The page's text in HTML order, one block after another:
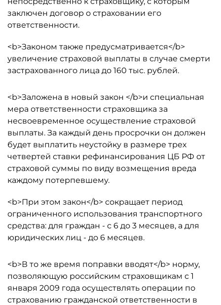
заключен договор о страховании его
ответственности.
<b>Законом также предусматривается</b>
увеличение страховой выплаты в случае смерти
застрахованного лица до 160 тыс. рублей.
<b>Заложена в новый закон </b>и специальная
мера ответственности страховщика за
несвоевременное осуществление страховой
выплаты. За каждый день просрочки он должен
будет выплатить неустойку в размере трех
четвертей ставки рефинансирования ЦБ РФ от
страховой суммы по виду возмещения вреда
каждому потерпевшему.
<b>При этом закон</b> сокращает период
ограниченного использования транспортного
средства: для граждан - с 6 до 3 месяцев, а для
юридических лиц - до 6 месяцев.
<b>В то же время поправки вводят</b> норму,
позволяющую российским страховщикам с 1
января 2009 года осуществлять операции по
страхованию гражданской ответственности в